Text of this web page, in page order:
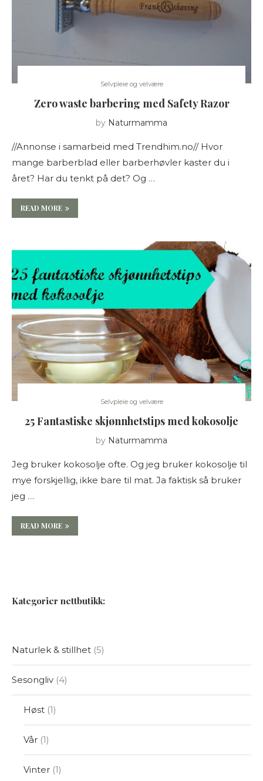
Selvpleie og velvære
Zero waste barbering med Safety Razor
by Naturmamma
//Annonse i samarbeid med Trendhim.no// Hvor
mange barberblad eller barberhøvler kaster du i
året? Har du tenkt på det? Og …
READ MORE
Selvpleie og velvære
25 Fantastiske skjønnhetstips med kokosolje
by Naturmamma
Jeg bruker kokosolje ofte. Og jeg bruker kokosolje til
mye forskjellig, ikke bare til mat. Ja faktisk så bruker
jeg …
READ MORE
Kategorier nettbutikk:
Naturlek & stillhet 5
Sesongliv 4
Høst 1
Vår 1
Vinter 1